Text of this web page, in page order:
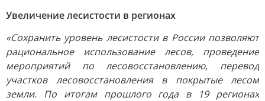
Увеличение лесистости в регионах
«Сохранить уровень лесистости в России позволяют
рациональное использование лесов, проведение
мероприятий по лесовосстановлению, перевод
участков лесовосстановления в покрытые лесом
земли. По итогам прошлого года в 19 регионах